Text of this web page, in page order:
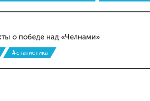
о победе над «Челнами»
#статистика